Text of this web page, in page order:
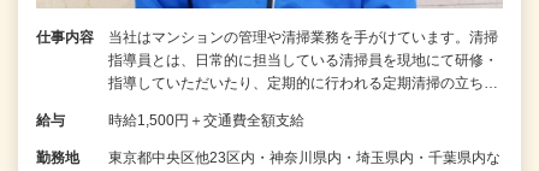
仕事内容
当社はマンションの管理や清掃業務を手がけています。清掃
指導員とは、日常的に担当している清掃員を現地にて研修・
指導していただいたり、定期的に行われる定期清掃の立ち…
給与 時給1,500円＋交通費全額支給
勤務地
東京都中央区他23区内・神奈川県内・埼玉県内・千葉県内な